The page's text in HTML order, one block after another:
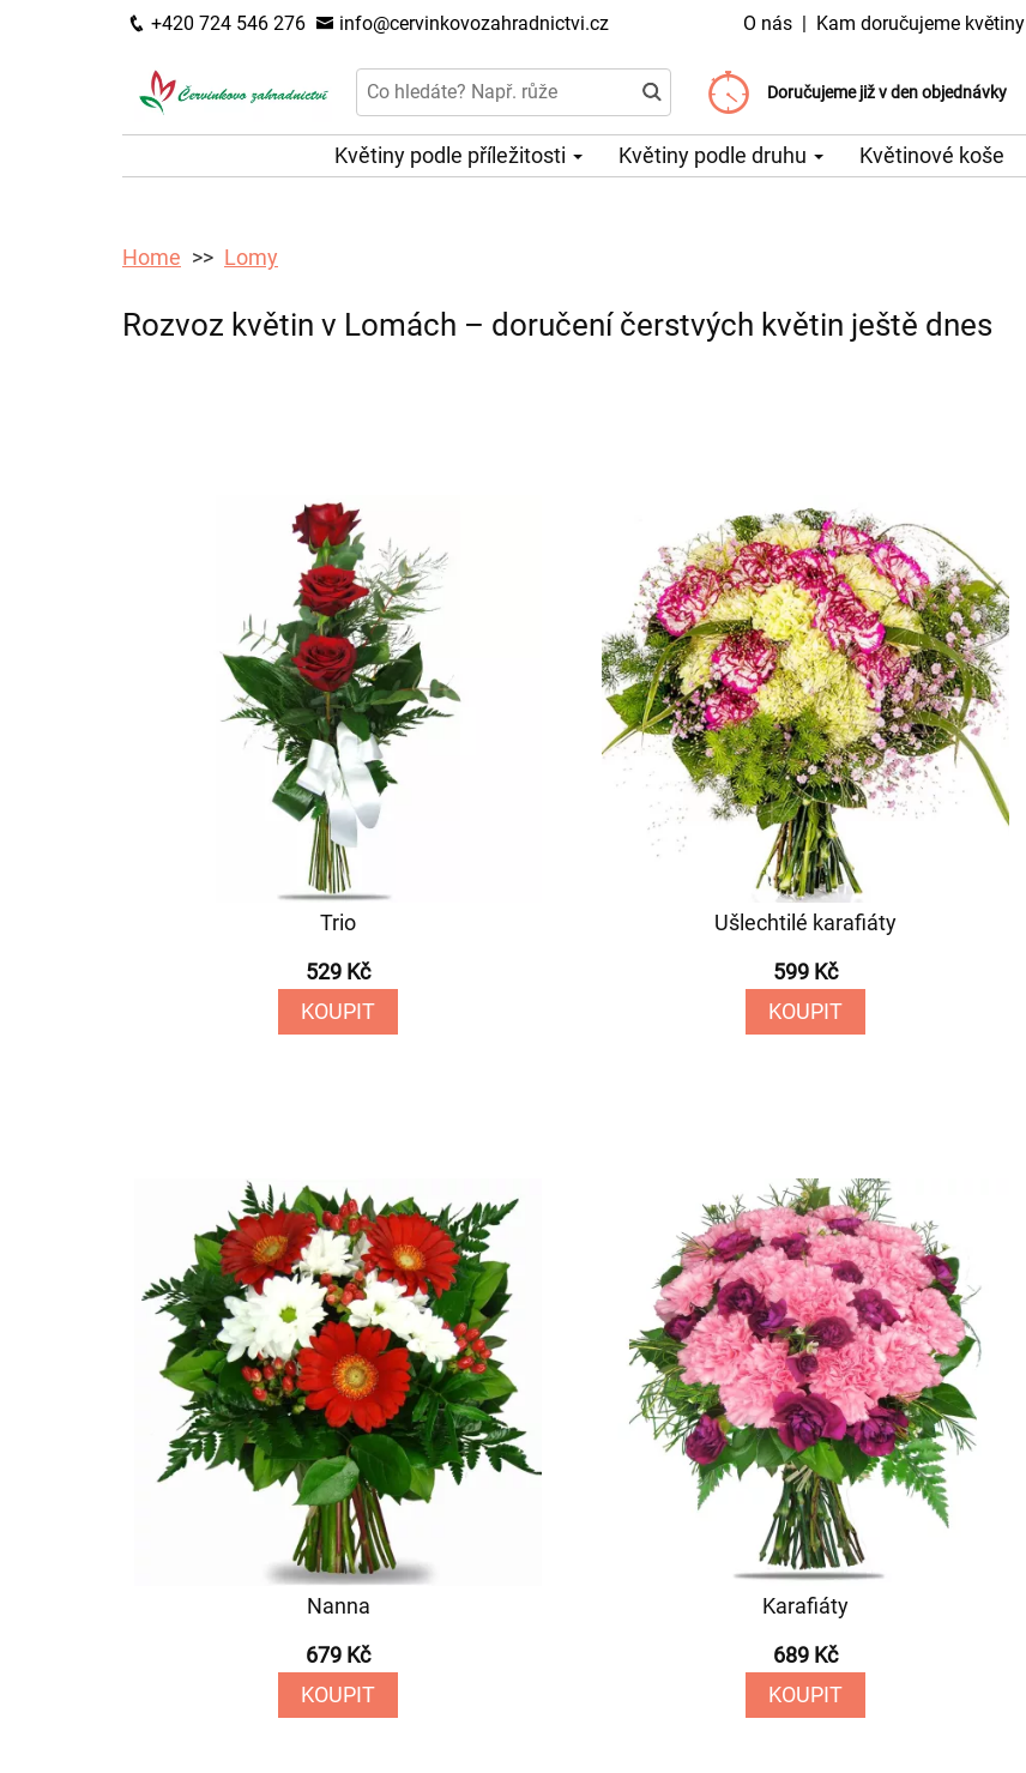
+420 724 546 276 info@cervinkovozahradnictvi.cz O nás | Kam doručujeme květiny
Doručujeme již v den objednávky
Doručujeme již od 99 Kč
Možný výběr času a dne doručení
Květiny podle příležitosti Květiny podle druhu Květinové koše
Home Lomy
Rozvoz květin v Lomách – doručení čerstvých květin ještě dnes
Trio
529 Kč
KOUPIT
Ušlechtilé karafiáty
599 Kč
KOUPIT
Nanna
679 Kč
KOUPIT
Karafiáty
689 Kč
KOUPIT